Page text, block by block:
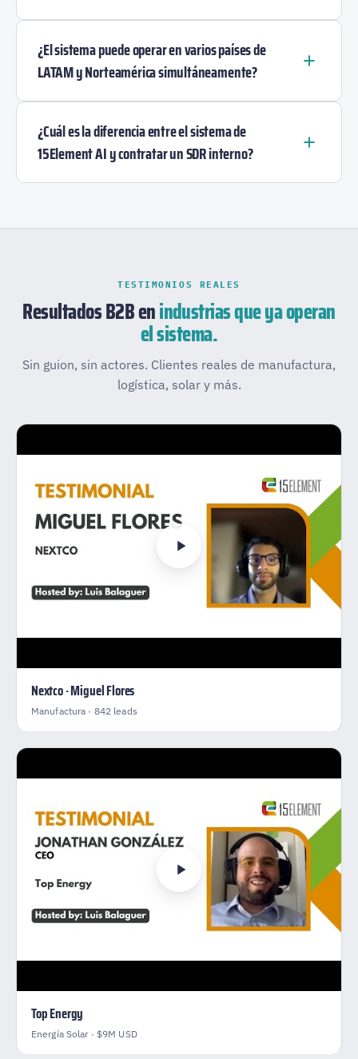
¿El sistema puede operar en varios países de
LATAM y Norteamérica simultáneamente?
¿Cuál es la diferencia entre el sistema de
15Element AI y contratar un SDR interno?
TESTIMONIOS REALES
Resultados B2B enindustrias que ya operan
el sistema.
Sin guion, sin actores. Clientes reales de manufactura,
logística, solar y más.
Nextco · Miguel Flores
Manufactura · 842 leads
Top Energy
Energía Solar · $9M USD